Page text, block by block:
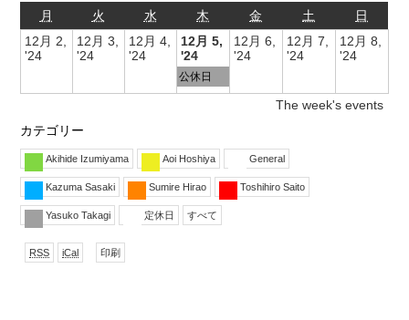
The week's events
月 火 水 木 金 土
日
12月 2,
'24
12月 3,
'24
12月 4,
'24
12月 5,
'24
公休日
12月 6,
'24
12月 7,
'24
12月 8,
'24
カテゴリー
Akihide Izumiyama Aoi Hoshiya General
Kazuma Sasaki Sumire Hirao Toshihiro Saito
Yasuko Takagi 定休日 すべて
RSS
購
iCal
式
印刷
示